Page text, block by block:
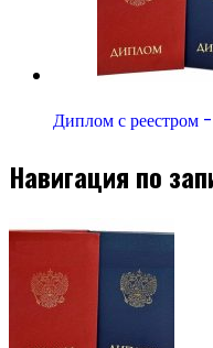
Диплом с реестром
Навигация по